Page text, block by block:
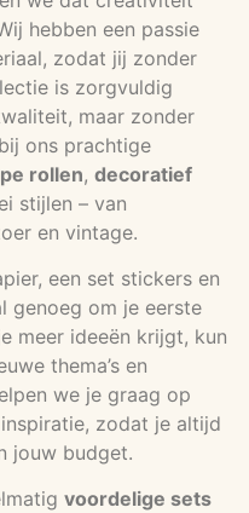
hebben een passie
zodat jij zonder
is zorgvuldig
maar zonder
ons prachtige
rollen, decoratief
stijlen – van
en vintage.
een set stickers en
genoeg om je eerste
meer ideeën krijgt, kun
thema’s en
we je graag op
zodat je altijd
jouw budget.
voordelige sets